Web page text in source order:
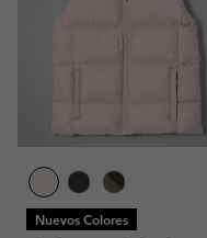
Nuevos Colores